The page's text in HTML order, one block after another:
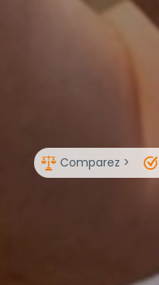
Comparez >